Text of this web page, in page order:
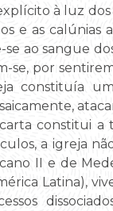
à luz dos
e as
ao sangue
se, por
constituía
constitui a
a igreja
II e de
Latina),